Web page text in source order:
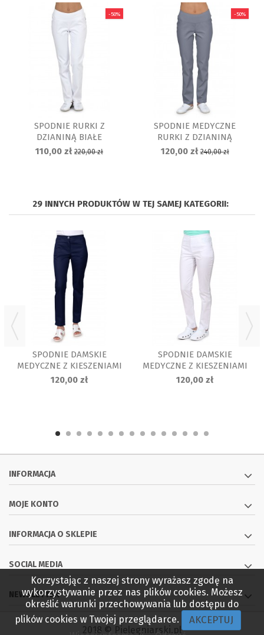
-50%
SPODNIE RURKI Z
DZIANINĄ BIAŁE
110,00 zł 220,00 zł
-50%
SPODNIE MEDYCZNE
RURKI Z DZIANINĄ
GRAFITOWE
120,00 zł240,00 zł
29 INNYCH PRODUKTÓW W TEJ SAMEJ KATEGORII:
SPODNIE DAMSKIE
MEDYCZNE Z KIESZENIAMI
Z ELASTANEM,...
120,00 zł
SPODNIE DAMSKIE
MEDYCZNE Z KIESZENIAMI
Z ELASTANEM, BIAŁE
120,00 zł
INFORMACJA
MOJE KONTO
INFORMACJA O SKLEPIE
SOCIAL MEDIA
NEWSLETTER
Korzystając z naszej strony wyrażasz zgodę na
wykorzystywanie przez nas plików cookies. Możesz
określić warunki przechowywania lub dostępu do
plików cookies w Twojej przeglądarce.
AKCEPTUJ
2018 © Pielęgniarski.pl